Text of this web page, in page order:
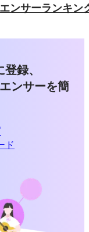
ンサーランキン
録、
ンサーを簡
ド